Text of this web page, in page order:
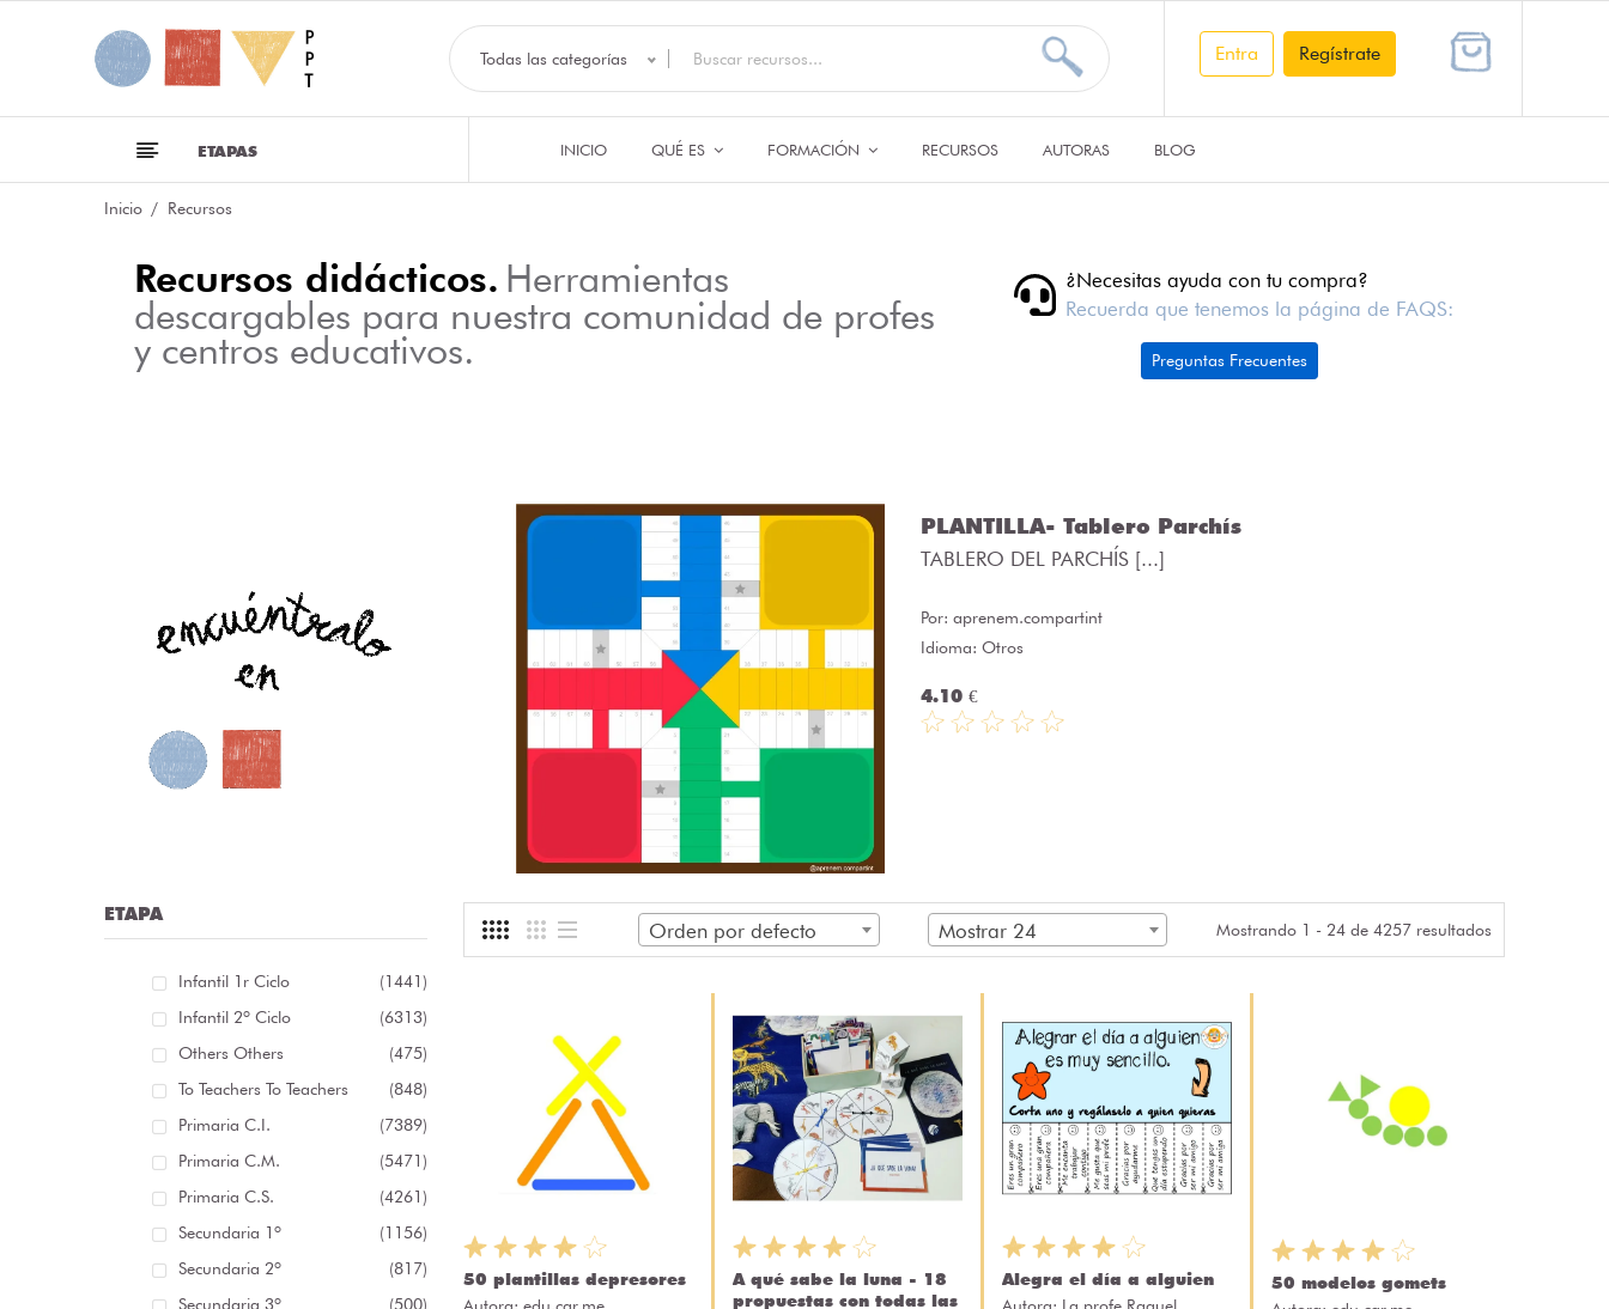
Todas las categorías Entra Regístrate
ETAPAS INICIO QUÉ ES FORMACIÓN RECURSOS AUTORAS BLOG
Inicio Recursos
Recursos didácticos. Herramientas
descargables para nuestra comunidad de profes
y centros educativos.
¿Necesitas ayuda con tu compra?
Recuerda que tenemos la página de FAQS:
Preguntas Frecuentes
sobre as distintas clases de palabras [...]
PLANTILLA- Tablero Parchís
TABLERO DEL PARCHÍS [...]
Por:aprenem.compartint
Idioma: Otros
4.10 €
ETAPA
Infantil 1r Ciclo
(1441)
Infantil 2º Ciclo
(6313)
Others Others
(475)
To Teachers To Teachers
(848)
Primaria C.I.
(7389)
Primaria C.M.
(5471)
Primaria C.S.
(4261)
Secundaria 1º
(1156)
Secundaria 2º
(817)
Secundaria 3º
(500)
Orden por defecto Mostrar 24 Mostrando 1 - 24 de 4257 resultados
50 plantillas depresores
Autora: edu.car.me
A qué sabe la luna - 18
propuestas con todas las
Alegra el día a alguien
Autora: La profe Raquel
50 modelos gomets